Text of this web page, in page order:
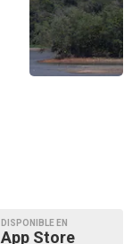
DISPONIBLE EN
App Store